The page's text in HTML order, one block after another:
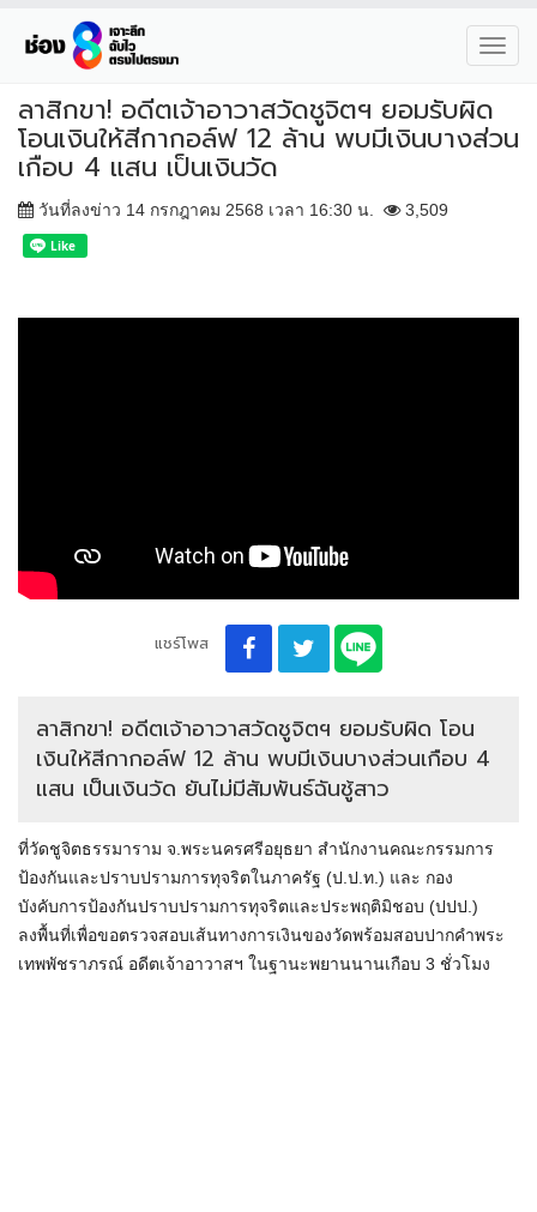
ลาสิกขา! อดีตเจ้าอาวาสวัดชูจิตฯ ยอมรับผิด
โอนเงินให้สีกากอล์ฟ 12 ล้าน พบมีเงินบางส่วน
เกือบ 4 แสน เป็นเงินวัด
วันที่ลงข่าว 14 กรกฎาคม 2568 เวลา 16:30 น. 3,509
แชร์โพส
ลาสิกขา! อดีตเจ้าอาวาสวัดชูจิตฯ ยอมรับผิด โอน
เงินให้สีกากอล์ฟ 12 ล้าน พบมีเงินบางส่วนเกือบ 4
แสน เป็นเงินวัด ยันไม่มีสัมพันธ์ฉันชู้สาว
ที่วัดชูจิตธรรมาราม จ.พระนครศรีอยุธยา สำนักงานคณะกรรมการ
ป้องกันและปราบปรามการทุจริตในภาครัฐ (ป.ป.ท.) และ กอง
บังคับการป้องกันปราบปรามการทุจริตและประพฤติมิชอบ (ปปป.)
ลงพื้นที่เพื่อขอตรวจสอบเส้นทางการเงินของวัดพร้อมสอบปากคำพระ
เทพพัชราภรณ์ อดีตเจ้าอาวาสฯ ในฐานะพยานนานเกือบ 3 ชั่วโมง